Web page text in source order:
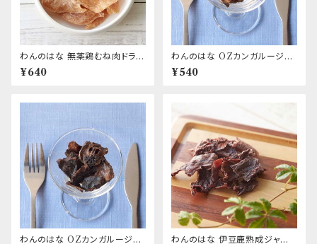
わんのはな 無薬鶏むね肉ドライ
スライス
¥640
わんのはな OZカンガルージャ
ーキーcube
¥540
わんのはな OZカンガルージャ
わんのはな 伊豆鹿熟成ジャー